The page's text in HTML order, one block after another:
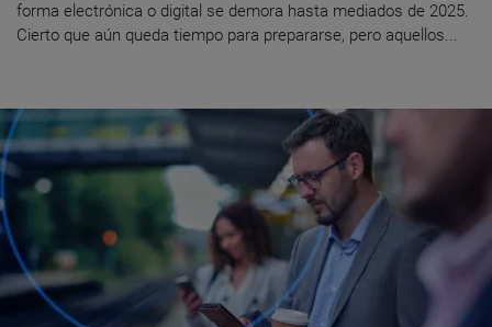
forma electrónica o digital se demora hasta mediados de 2025.
Cierto que aún queda tiempo para prepararse, pero aquellos...